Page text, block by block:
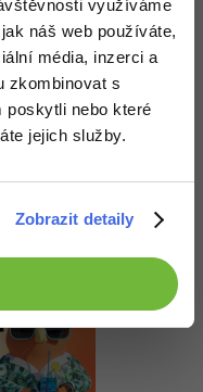
využíváme
náš web používáte,
média, inzerci a
zkombinovat s
poskytli nebo které
jejich služby.
Zobrazit detaily
nějak jsem si říkal, že
formulářů asi nebylo
tak, že jsem si vytvořil